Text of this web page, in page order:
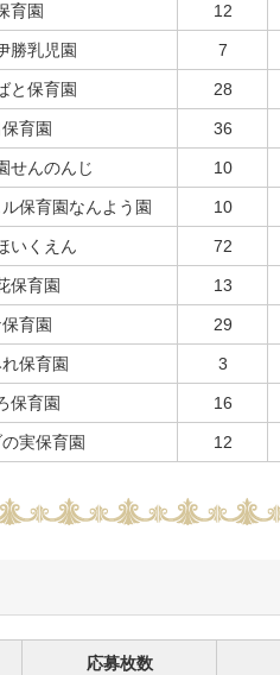
育園 12
勝乳児園 7
と保育園 28
育園 36
せんのんじ 10
保育園なんよう園 10
いくえん 72
保育園 13
育園 29
保育園 3
保育園 16
実保育園 12
応募枚数